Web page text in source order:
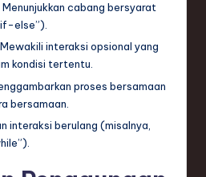
Menunjukkan cabang bersyarat
else”).
Mewakili interaksi opsional yang
kondisi tertentu.
proses bersamaan
bersamaan.
interaksi berulang (misalnya,